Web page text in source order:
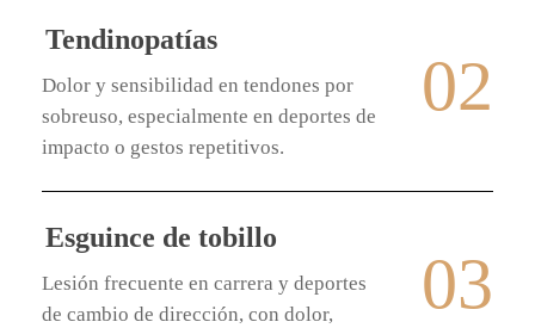
Tendinopatías
Dolor y sensibilidad en tendones por
sobreuso, especialmente en deportes de
impacto o gestos repetitivos.
02
Esguince de tobillo
Lesión frecuente en carrera y deportes
de cambio de dirección, con dolor,
03